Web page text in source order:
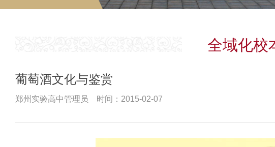
全域化校
葡萄酒文化与鉴赏
郑州实验高中管理员 时间：2015-02-07